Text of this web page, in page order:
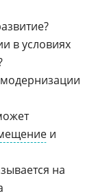
в условиях
и
на